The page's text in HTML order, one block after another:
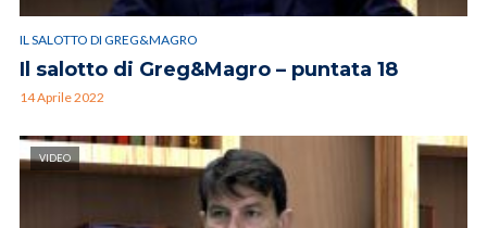
IL SALOTTO DI GREG&MAGRO
Il salotto di Greg&Magro – puntata 18
14 Aprile 2022
VIDEO